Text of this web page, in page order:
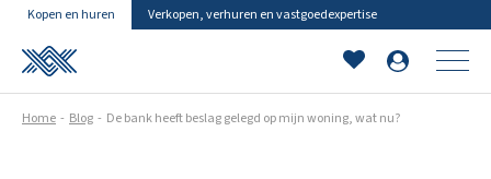
Kopen en huren Verkopen, verhuren en vastgoedexpertise
Home Blog De bank heeft beslag gelegd op mijn woning, wat nu?